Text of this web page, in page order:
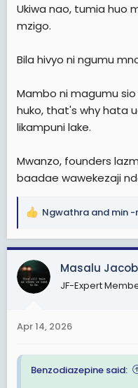
Ukiwa nao, tumia huo
mzigo.
Bila hivyo ni ngumu
Mambo ni magumu
huko, that's why hata
likampuni lake.
Mwanzo, founders
baadae wawekezaji
R
a
c
t
i
s
Ngwathra and min -
Masalu Jacob
JF-Expert
Apr 14, 2026
Benzodiazepine said: